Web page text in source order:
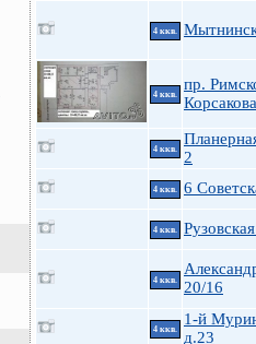
4 ккв.
4 ккв.
пр.
Корсакова
4 ккв.
2
4 ккв. 6
4 ккв.
4 ккв.
20/16
4 ккв.
1-й
д.23